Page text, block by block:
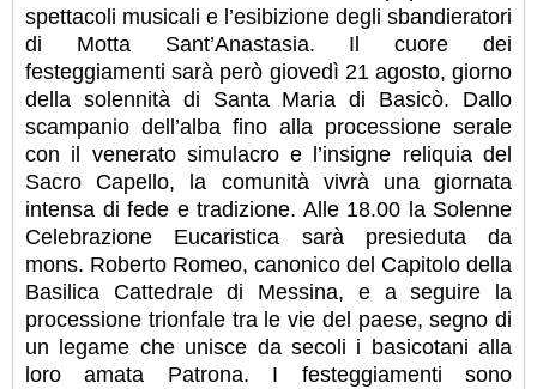
spettacoli musicali e l’esibizione degli sbandieratori
di Motta Sant’Anastasia. Il cuore dei
festeggiamenti sarà però giovedì 21 agosto, giorno
della solennità di Santa Maria di Basicò. Dallo
scampanio dell’alba fino alla processione serale
con il venerato simulacro e l’insigne reliquia del
Sacro Capello, la comunità vivrà una giornata
intensa di fede e tradizione. Alle 18.00 la Solenne
Celebrazione Eucaristica sarà presieduta da
mons. Roberto Romeo, canonico del Capitolo della
Basilica Cattedrale di Messina, e a seguire la
processione trionfale tra le vie del paese, segno di
un legame che unisce da secoli i basicotani alla
loro amata Patrona. I festeggiamenti sono